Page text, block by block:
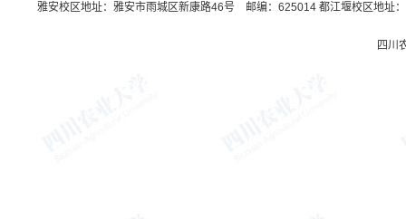
雅安校区地址：雅安市雨城区新康路46号 邮编：625014 都江堰校区地址
四川